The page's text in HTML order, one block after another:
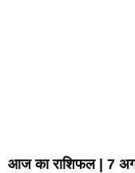
आज का राशिफल | 7